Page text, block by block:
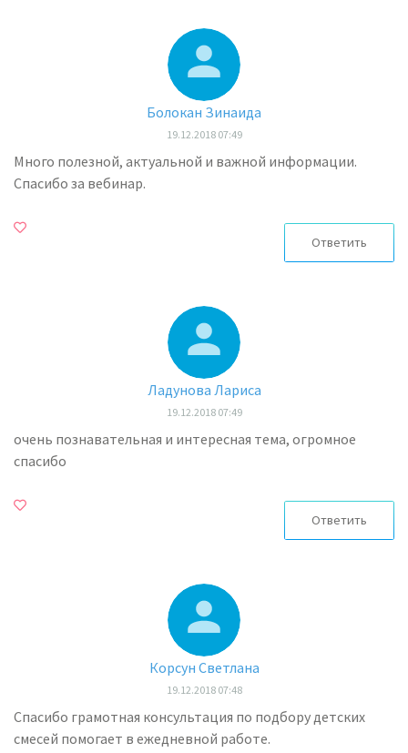
Болокан Зинаида
19.12.2018 07:49
Много полезной, актуальной и важной информации.
Спасибо за вебинар.
Ответить
Ладунова Лариса
19.12.2018 07:49
очень познавательная и интересная тема, огромное
спасибо
Ответить
Корсун Светлана
19.12.2018 07:48
Спасибо грамотная консультация по подбору детских
смесей помогает в ежедневной работе.